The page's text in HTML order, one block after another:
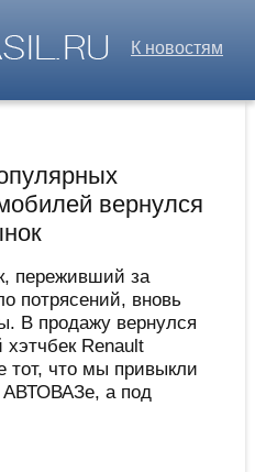
К новостям
вернулся
переживший за
потрясений, вновь
В продажу вернулся
Renault
тот, что мы привыкли
АВТОВАЗе, а под